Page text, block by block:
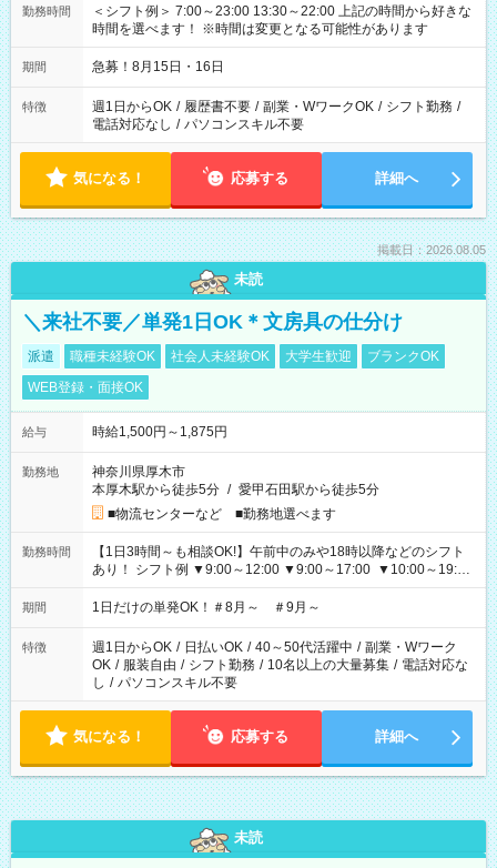
勤務時間
＜シフト例＞ 7:00～23:00 13:30～22:00 上記の時間から好きな
時間を選べます！ ※時間は変更となる可能性があります
期間 急募！8月15日・16日
特徴 週1日からOK / 履歴書不要 / 副業・WワークOK / シフト勤務 /
電話対応なし / パソコンスキル不要
気になる！ 応募する 詳細へ
掲載日：2026.08.05
未読
＼来社不要／単発1日OK＊文房具の仕分け
派遣 職種未経験OK 社会人未経験OK 大学生歓迎
ブランクOK
WEB登録・面接OK
給与 時給1,500円～1,875円
勤務地
神奈川県厚木市
本厚木駅から徒歩5分 / 愛甲石田駅から徒歩5分
■物流センターなど ■勤務地選べます
勤務時間
【1日3時間～も相談OK!】午前中のみや18時以降などのシフト
あり！ シフト例 ▼9:00～12:00 ▼9:00～17:00 ▼10:00～19:00
▼18:00～21:00
期間 1日だけの単発OK！＃8月～ ＃9月～
特徴 週1日からOK / 日払いOK / 40～50代活躍中 / 副業・Wワーク
OK / 服装自由 / シフト勤務 / 10名以上の大量募集 / 電話対応な
し / パソコンスキル不要
気になる！ 応募する 詳細へ
未読